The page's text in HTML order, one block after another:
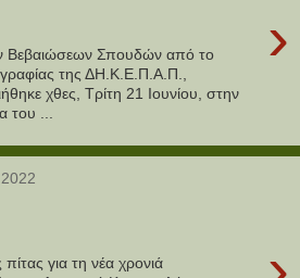
›
Βεβαιώσεων Σπουδών από το
της ΔΗ.Κ.Ε.Π.Α.Π.,
χθες, Τρίτη 21 Ιουνίου, στην
του ...
για τη νέα χρονιά